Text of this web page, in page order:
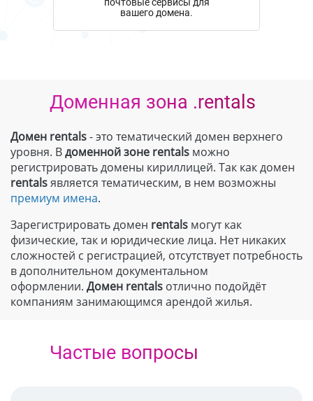
почтовые сервисы для
вашего домена.
Доменная зона .rentals
Домен rentals- это тематический домен верхнего
уровня. Вдоменной зоне rentals можно
регистрировать домены кириллицей. Так как домен
rentalsявляется тематическим, в нем возможны
премиум имена.
Зарегистрировать домен rentals могут как
физические, так и юридические лица. Нет никаких
сложностей с регистрацией, отсутствует потребность
в дополнительном документальном
оформлении. Домен rentals отлично подойдёт
компаниям занимающимся арендой жилья.
Частые вопросы